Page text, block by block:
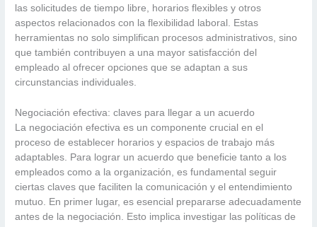
las solicitudes de tiempo libre, horarios flexibles y otros
aspectos relacionados con la flexibilidad laboral. Estas
herramientas no solo simplifican procesos administrativos, sino
que también contribuyen a una mayor satisfacción del
empleado al ofrecer opciones que se adaptan a sus
circunstancias individuales.
Negociación efectiva: claves para llegar a un acuerdo
La negociación efectiva es un componente crucial en el
proceso de establecer horarios y espacios de trabajo más
adaptables. Para lograr un acuerdo que beneficie tanto a los
empleados como a la organización, es fundamental seguir
ciertas claves que faciliten la comunicación y el entendimiento
mutuo. En primer lugar, es esencial prepararse adecuadamente
antes de la negociación. Esto implica investigar las políticas de